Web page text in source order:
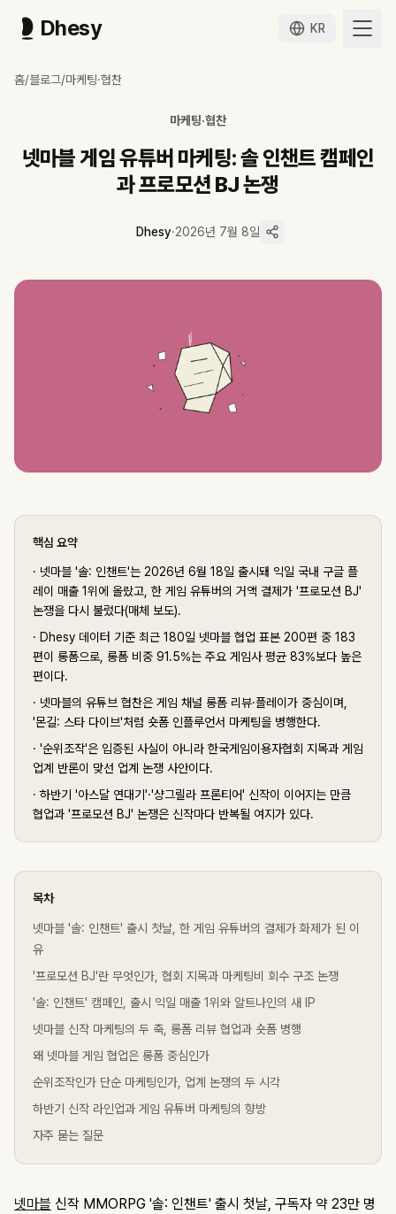
Dhesy KR
넷마블 '솔: 인챈트' 출시와 함께 번진 '프로모션 BJ' 순위 논쟁을 매체
Dhesy 데이터 기준 최근 180일 넷마블 협업 표본 200편 중 183편이
넷마블의 유튜브 협찬은 게임 채널 롱폼 리뷰·플레이가 중심이며, '몬길
'순위조작'은 입증된 사실이 아니라 한국게임이용자협회 지목과 게임업
하반기 '아스달 연대기'·'샹그릴라 프론티어' 신작이 이어지는 만큼 협
홈/블로그/마케팅·협찬
마케팅·협찬
넷마블 게임 유튜버 마케팅: 솔 인챈트 캠페인
과 프로모션 BJ 논쟁
Dhesy·2026년 7월 8일
핵심 요약
· 넷마블 '솔: 인챈트'는 2026년 6월 18일 출시돼 익일 국내 구글 플
레이 매출 1위에 올랐고, 한 게임 유튜버의 거액 결제가 '프로모션 BJ'
논쟁을 다시 불렀다(매체 보도).
· Dhesy 데이터 기준 최근 180일 넷마블 협업 표본 200편 중 183
편이 롱폼으로, 롱폼 비중 91.5%는 주요 게임사 평균 83%보다 높은
편이다.
· 넷마블의 유튜브 협찬은 게임 채널 롱폼 리뷰·플레이가 중심이며,
'몬길: 스타 다이브'처럼 숏폼 인플루언서 마케팅을 병행한다.
· '순위조작'은 입증된 사실이 아니라 한국게임이용자협회 지목과 게임
업계 반론이 맞선 업계 논쟁 사안이다.
·하반기 '아스달 연대기'·'샹그릴라 프론티어' 신작이 이어지는 만큼
협업과 '프로모션 BJ' 논쟁은 신작마다 반복될 여지가 있다.
목차
넷마블 '솔: 인챈트' 출시 첫날, 한 게임 유튜버의 결제가 화제가 된 이
유
'프로모션 BJ'란 무엇인가, 협회 지목과 마케팅비 회수 구조 논쟁
'솔: 인챈트' 캠페인, 출시 익일 매출 1위와 알트나인의 새 IP
넷마블 신작 마케팅의 두 축, 롱폼 리뷰 협업과 숏폼 병행
왜 넷마블 게임 협업은 롱폼 중심인가
순위조작인가 단순 마케팅인가, 업계 논쟁의 두 시각
하반기 신작 라인업과 게임 유튜버 마케팅의 향방
자주 묻는 질문
넷마블 신작 MMORPG '솔: 인챈트' 출시 첫날, 구독자 약 23만 명